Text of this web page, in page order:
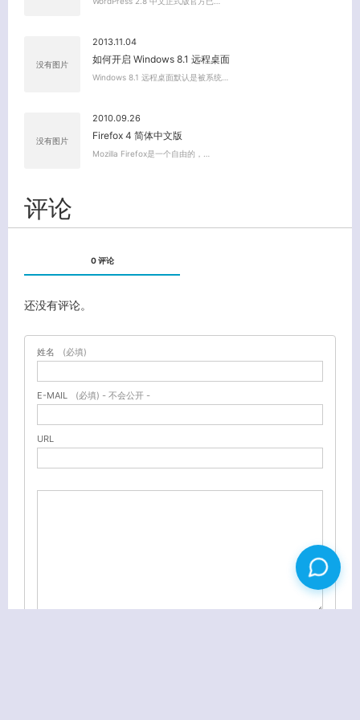
没有图片
2013.11.04
如何开启 Windows 8.1 远程桌面
Windows 8.1 远程桌面默认是被系统…
没有图片
2010.09.26
Firefox 4 简体中文版
Mozilla Firefox是一个自由的，…
评论
0 评论
还没有评论。
姓名 (必填)
E-MAIL (必填) - 不会公开 -
URL